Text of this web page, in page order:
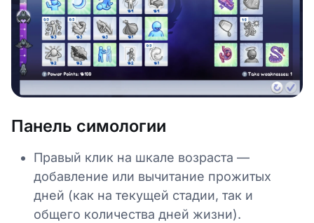
Панель симологии
Правый клик на шкале возраста —
добавление или вычитание прожитых
дней (как на текущей стадии, так и
общего количества дней жизни).